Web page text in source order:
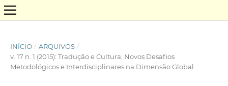
INÍCIO / ARQUIVOS /
v. 17 n. 1 (2015): Tradução e Cultura: Novos Desafios
Metodológicos e Interdisciplinares na Dimensão Global